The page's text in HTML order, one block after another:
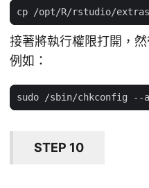
接著將執行權限打開，
例如：
STEP 10